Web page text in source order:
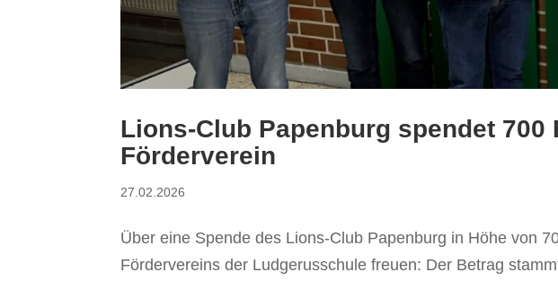
Lions-Club Papenburg spendet 700
Förderverein
27.02.2026
Über eine Spende des Lions-Club Papenburg in Höhe von
Fördervereins der Ludgerusschule freuen: Der Betrag